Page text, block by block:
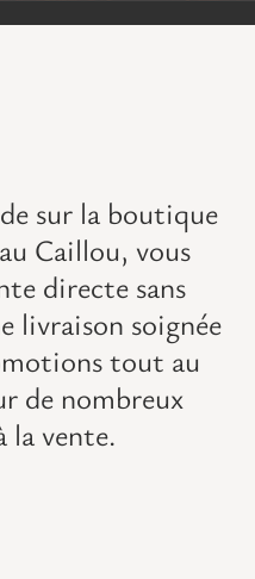
sur la boutique
Caillou, vous
directe sans
livraison soignée
tout au
denombreux
la vente.